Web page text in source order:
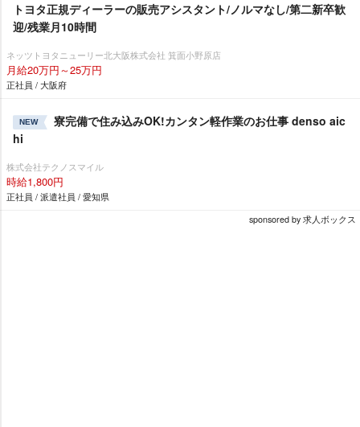
トヨタ正規ディーラーの販売アシスタント/ノルマなし/第二新卒歓
迎/残業月10時間
ネッツトヨタニューリー北大阪株式会社 箕面小野原店
月給20万円～25万円
正社員 / 大阪府
NEW
寮完備で住み込みOK!カンタン軽作業のお仕事 denso aic
hi
株式会社テクノスマイル
時給1,800円
正社員 / 派遣社員 / 愛知県
sponsored by 求人ボックス